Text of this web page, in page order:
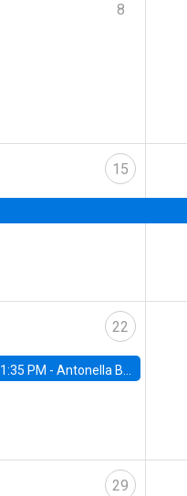
8
15
22
1:35 PM -Antonella Bancalari, Institute for Fiscal Studies (IFS) and Research Associate at University College London (UCL)
29